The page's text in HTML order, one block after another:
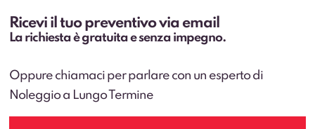
Ricevi il tuo preventivo via email
La richiesta è gratuita e senza impegno.
Oppure chiamaci per parlare con un esperto di
Noleggio a Lungo Termine